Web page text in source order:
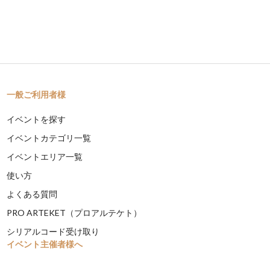
一般ご利用者様
イベントを探す
イベントカテゴリ一覧
イベントエリア一覧
使い方
よくある質問
PRO ARTEKET（プロアルテケト）
シリアルコード受け取り
イベント主催者様へ